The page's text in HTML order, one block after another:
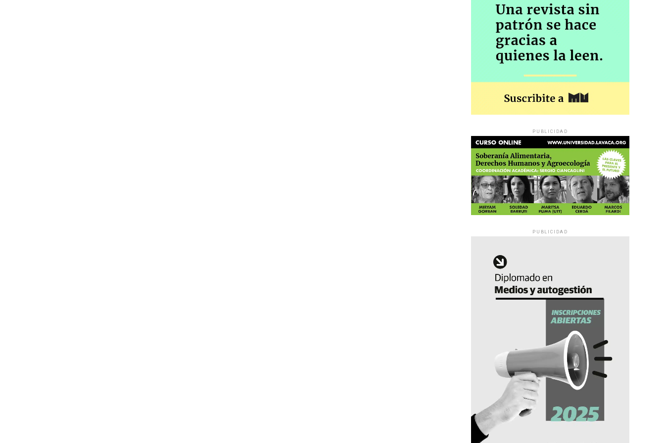
PUBLICIDAD
PUBLICIDAD